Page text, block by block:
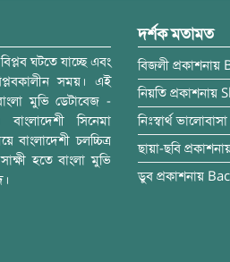
ঘটতে যাচ্ছে এবং
সময়। এই
মুভি ডেটাবেজ -
বাংলাদেশী সিনেমা
বাংলাদেশী চলচ্চিত্র
হতে বাংলা মুভি
দর্শক মতামত
বিজলী প্রকাশনায়
নিয়তি প্রকাশনায়
নিঃস্বার্থ ভালোবাসা
ছায়া-ছবি
ডুব প্রকাশনায়